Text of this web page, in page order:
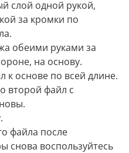
слой одной рукой,
за кромки по
обеими руками за
на основу.
к основе по всей длине.
второй файл с
файла после
снова воспользуйтесь